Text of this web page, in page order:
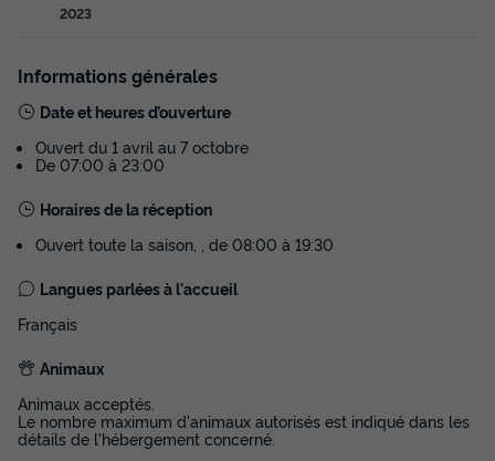
Voir les disponibilités
BUNGALOW 6 personnes - Bungalow
Adultes
6
Chambres
3
Salle de bain
2023
Informations générales
Date et heures d’ouverture
Ouvert du 1 avril au 7 octobre
De 07:00 à 23:00
Horaires de la réception
Ouvert toute la saison, , de 08:00 à 19:30
Langues parlées à l'accueil
Français
Animaux
Animaux acceptés.
Le nombre maximum d'animaux autorisés est indiqué dans les
détails de l'hébergement concerné.